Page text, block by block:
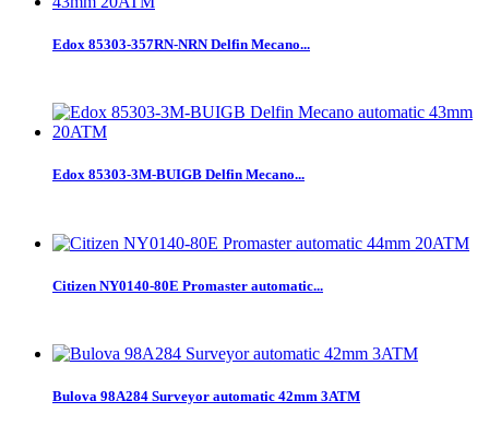
Edox 85303-357RN-NRN Delfin Mecano...
Edox 85303-3M-BUIGB Delfin Mecano...
Citizen NY0140-80E Promaster automatic...
Bulova 98A284 Surveyor automatic 42mm 3ATM